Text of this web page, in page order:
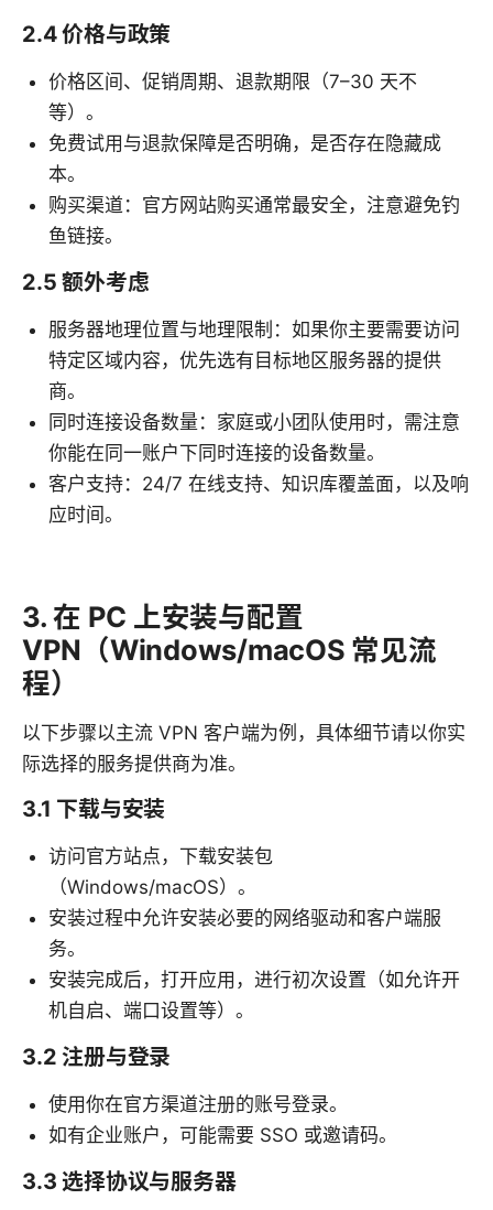
2.4 价格与政策
价格区间、促销周期、退款期限（7–30 天不
等）。
免费试用与退款保障是否明确，是否存在隐藏成
本。
购买渠道：官方网站购买通常最安全，注意避免钓
鱼链接。
2.5 额外考虑
服务器地理位置与地理限制：如果你主要需要访问
特定区域内容，优先选有目标地区服务器的提供
商。
同时连接设备数量：家庭或小团队使用时，需注意
你能在同一账户下同时连接的设备数量。
客户支持：24/7 在线支持、知识库覆盖面，以及响
应时间。
3. 在 PC 上安装与配置
VPN（Windows/macOS 常见流
程）
以下步骤以主流 VPN 客户端为例，具体细节请以你实
际选择的服务提供商为准。
3.1 下载与安装
访问官方站点，下载安装包
（Windows/macOS）。
安装过程中允许安装必要的网络驱动和客户端服
务。
安装完成后，打开应用，进行初次设置（如允许开
机自启、端口设置等）。
3.2 注册与登录
使用你在官方渠道注册的账号登录。
如有企业账户，可能需要 SSO 或邀请码。
3.3 选择协议与服务器